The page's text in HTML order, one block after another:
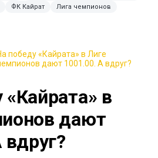
ФК Кайрат Лига чемпионов
победу «Кайрата» в Лиге
дают 1001.00. А вдруг?
в
дают